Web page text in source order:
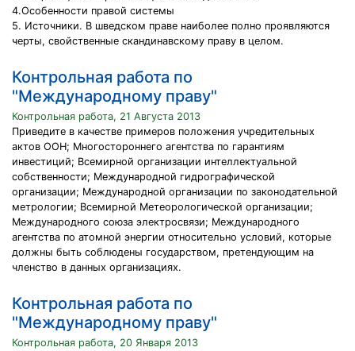
4.Особенности правой системы
5. Источники. В шведском праве наиболее полно проявляются
черты, свойственные скандинавскому праву в целом.
Контрольная работа по
"Международному праву"
Контрольная работа, 21 Августа 2013
Приведите в качестве примеров положения учредительных
актов ООН; Многостороннего агентства по гарантиям
инвестиций; Всемирной организации интеллектуальной
собственности; Международной гидрографической
организации; Международной организации по законодательной
метрологии; Всемирной Метеорологической организации;
Международного союза электросвязи; Международного
агентства по атомной энергии относительно условий, которые
должны быть соблюдены государством, претендующим на
членство в данных организациях.
Контрольная работа по
"Международному праву"
Контрольная работа, 20 Января 2013